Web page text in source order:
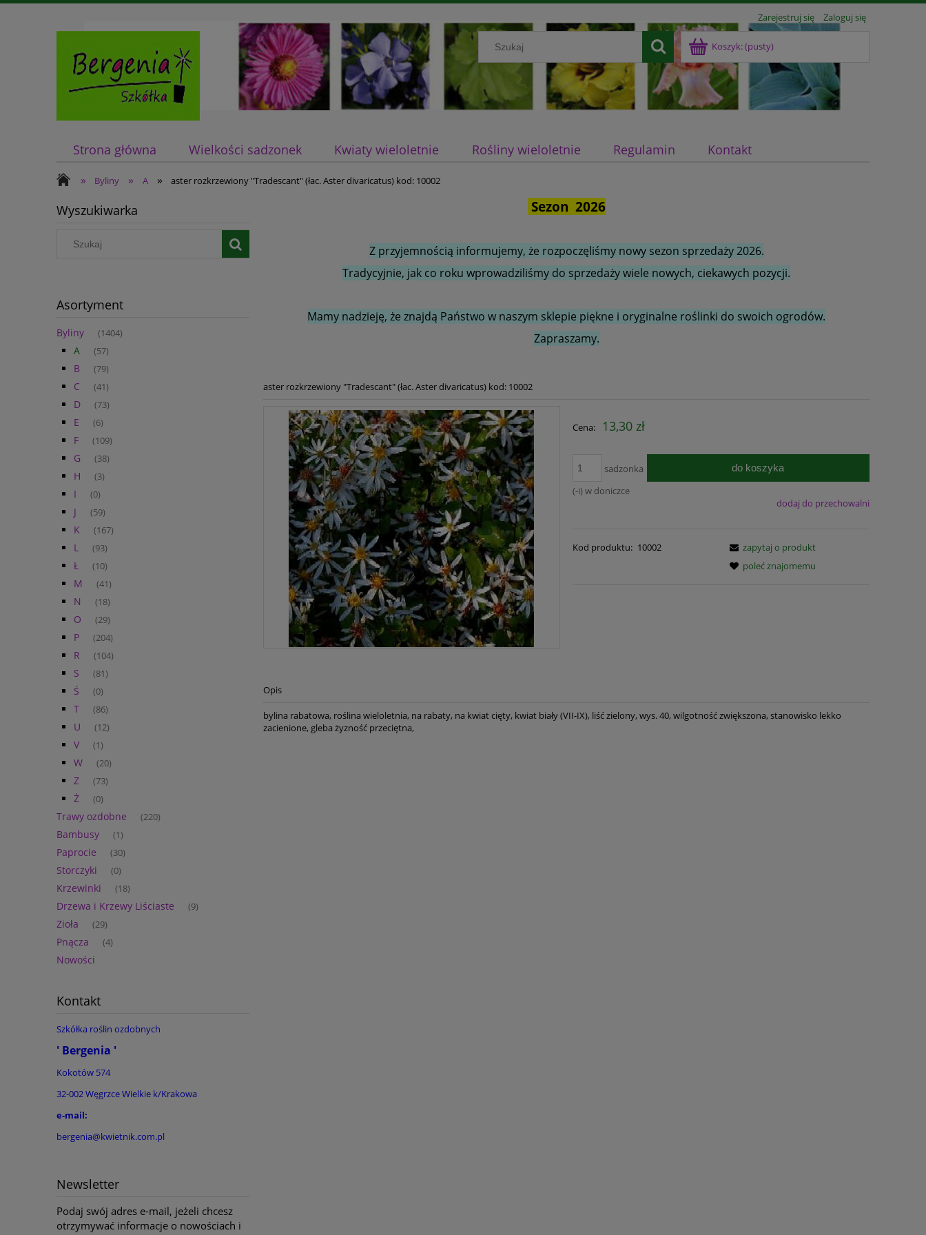
Zarejestruj się Zaloguj się
Koszyk:(pusty)
Strona główna Wielkości sadzonek Kwiaty wieloletnie Rośliny wieloletnie Regulamin Kontakt
» Byliny » A » aster rozkrzewiony "Tradescant" (łac. Aster divaricatus) kod: 10002
Wyszukiwarka
Asortyment
Byliny (1404)
A (57)
B (79)
C (41)
D (73)
E (6)
F (109)
G (38)
H (3)
I (0)
J (59)
K (167)
L (93)
Ł (10)
M (41)
N (18)
O (29)
P (204)
R (104)
S (81)
Ś (0)
T (86)
U (12)
V (1)
W (20)
Z (73)
Ż (0)
Trawy ozdobne (220)
Bambusy (1)
Paprocie (30)
Storczyki (0)
Krzewinki (18)
Drzewa i Krzewy Liściaste (9)
Zioła (29)
Pnącza (4)
Nowości
Kontakt
Szkółka roślin ozdobnych
' Bergenia '
Kokotów 574
32-002 Węgrzce Wielkie k/Krakowa
e-mail:
bergenia@kwietnik.com.pl
Newsletter
Podaj swój adres e-mail, jeżeli chcesz
otrzymywać informacje o nowościach i
Sezon 2026
Z przyjemnością informujemy, że rozpoczęliśmy nowy sezon sprzedaży 2026.
Tradycyjnie, jak co roku wprowadziliśmy do sprzedaży wiele nowych, ciekawych pozycji.
Mamy nadzieję, że znajdą Państwo w naszym sklepie piękne i oryginalne roślinki do swoich ogrodów.
Zapraszamy.
aster rozkrzewiony "Tradescant" (łac. Aster divaricatus) kod: 10002
Cena: 13,30 zł
sadzonka
(-i) w doniczce
do koszyka
dodaj do przechowalni
Kod produktu: 10002
zapytaj o produkt
poleć znajomemu
Opis
bylina rabatowa, roślina wieloletnia, na rabaty, na kwiat cięty, kwiat biały (VII-IX), liść zielony, wys. 40, wilgotność zwiększona, stanowisko lekko
zacienione, gleba żyzność przeciętna,